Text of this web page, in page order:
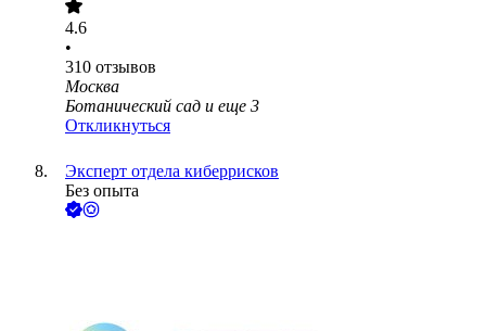
4.6
•
310 отзывов
Москва
Ботанический сад и еще 3
Откликнуться
Эксперт отдела киберрисков
Без опыта